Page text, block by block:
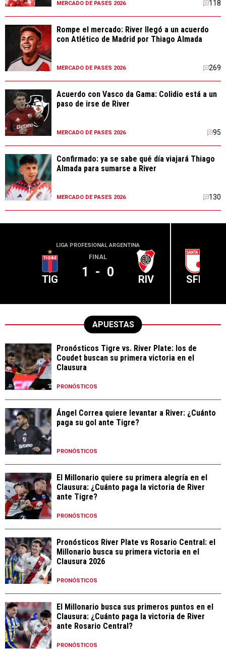
MERCADO DE PASES 2026 118
Rompe el mercado: River llegó a un acuerdo
con Atlético de Madrid por Thiago Almada
MERCADO DE PASES 2026 269
Acuerdo con Vasco da Gama: Colidio está a un
paso de irse de River
MERCADO DE PASES 2026 95
Confirmado: ya se sabe qué día viajará Thiago
Almada para sumarse a River
MERCADO DE PASES 2026 130
LIGA PROFESIONAL ARGENTINA
TIG
FINAL
1 - 0 RIV SFE
APUESTAS
Pronósticos Tigre vs. River Plate: los de
Coudet buscan su primera victoria en el
Clausura
PRONÓSTICOS
Ángel Correa quiere levantar a River: ¿Cuánto
paga su gol ante Tigre?
PRONÓSTICOS
El Millonario quiere su primera alegría en el
Clausura: ¿Cuánto paga la victoria de River
ante Tigre?
PRONÓSTICOS
Pronósticos River Plate vs Rosario Central: el
Millonario busca su primera victoria en el
Clausura 2026
PRONÓSTICOS
El Millonario busca sus primeros puntos en el
Clausura: ¿Cuánto paga la victoria de River
ante Rosario Central?
PRONÓSTICOS